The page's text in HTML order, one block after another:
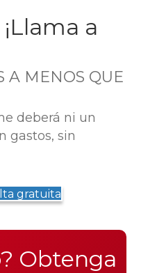
a
A MENOS QUE
deberá ni un
gastos, sin
gratuita
Obtenga